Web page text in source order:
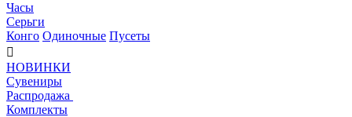
Часы
Серьги
Конго Одиночные Пусеты

НОВИНКИ
Сувениры
Распродажа
Комплекты